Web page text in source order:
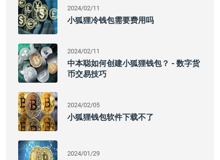
2024/02/11
小狐狸冷钱包需要费用吗
2024/02/11
中本聪如何创建小狐狸钱包？ - 数字货
币交易技巧
2024/02/05
小狐狸钱包软件下载不了
2024/01/29